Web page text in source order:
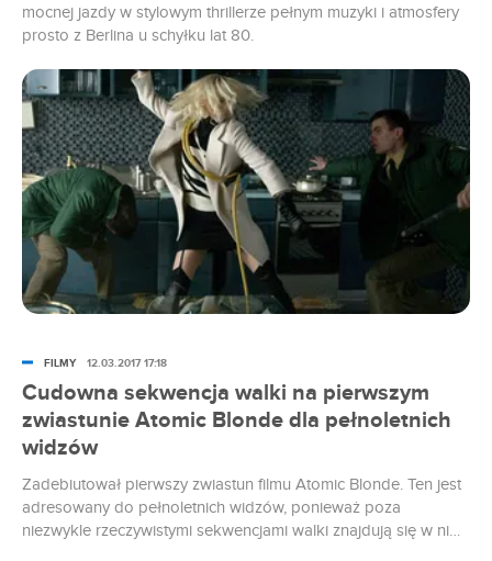
mocnej jazdy w stylowym thrillerze pełnym muzyki i atmosfery
prosto z Berlina u schyłku lat 80.
Cudowna sekwencja walki na pierwszym
zwiastunie Atomic Blonde dla pełnoletnich
widzów
Zadebiutował pierwszy zwiastun filmu Atomic Blonde. Ten jest
adresowany do pełnoletnich widzów, ponieważ poza
niezwykle rzeczywistymi sekwencjami walki znajdują się w nim
FILMY 12.03.2017 17:18